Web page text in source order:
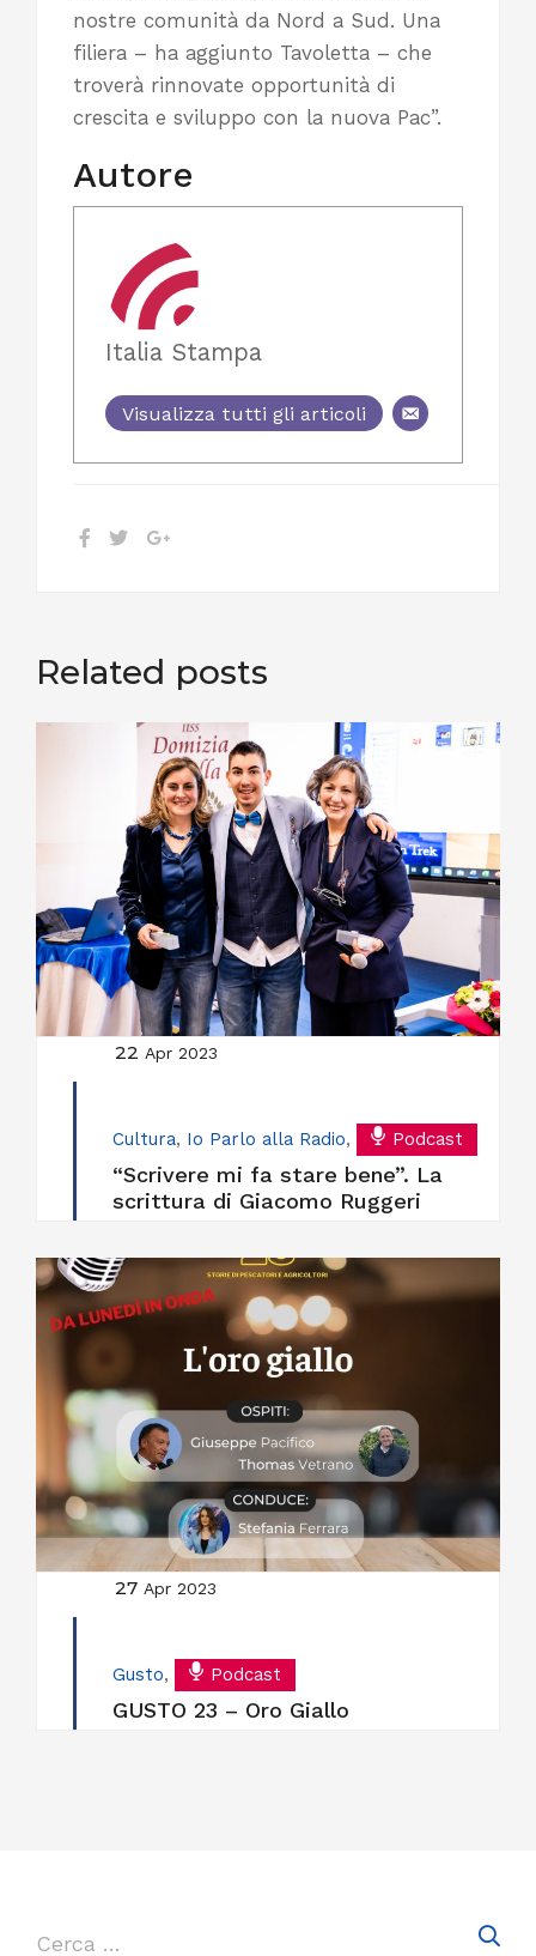
nostre comunità da Nord a Sud. Una
filiera – ha aggiunto Tavoletta – che
troverà rinnovate opportunità di
crescita e sviluppo con la nuova Pac”.
Autore
Italia Stampa
Visualizza tutti gli articoli
Related posts
22 Apr 2023
Cultura, Io Parlo alla Radio, Podcast
“Scrivere mi fa stare bene”. La
scrittura di Giacomo Ruggeri
27 Apr 2023
Gusto, Podcast
GUSTO 23 – Oro Giallo